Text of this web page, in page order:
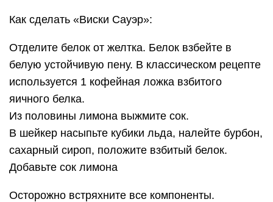
Как сделать «Виски Сауэр»:
Отделите белок от желтка. Белок взбейте в
белую устойчивую пену. В классическом рецепте
используется 1 кофейная ложка взбитого
яичного белка.
Из половины лимона выжмите сок.
В шейкер насыпьте кубики льда, налейте бурбон,
сахарный сироп, положите взбитый белок.
Добавьте сок лимона
Осторожно встряхните все компоненты.